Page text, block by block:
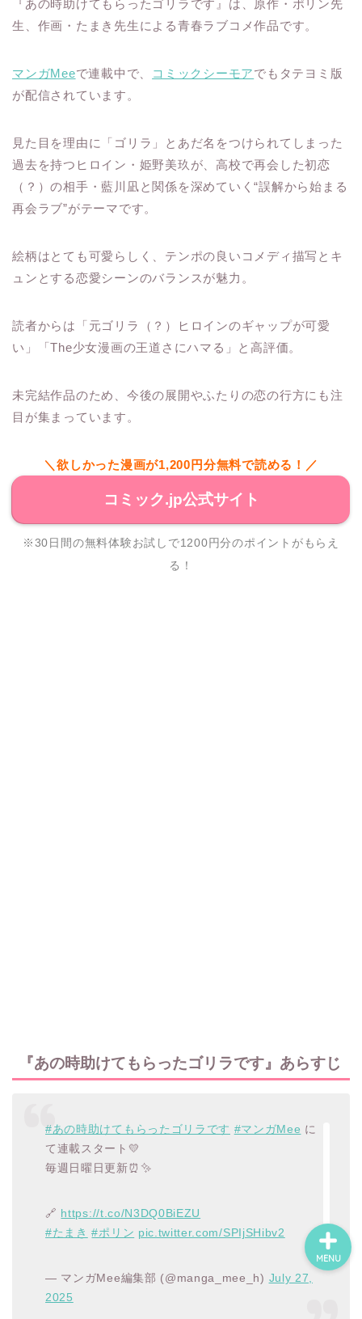
『あの時助けてもらったゴリラです』は、原作・ポリン先
生、作画・たまき先生による青春ラブコメ作品です。
マンガMeeで連載中で、 コミックシーモアでもタテヨミ版
が配信されています。
見た目を理由に「ゴリラ」とあだ名をつけられてしまった
過去を持つヒロイン・姫野美玖が、高校で再会した初恋
（？）の相手・藍川凪と関係を深めていく“誤解から始まる
再会ラブ”がテーマです。
絵柄はとても可愛らしく、テンポの良いコメディ描写とキ
ュンとする恋愛シーンのバランスが魅力。
読者からは「元ゴリラ（？）ヒロインのギャップが可愛
い」「The少女漫画の王道さにハマる」と高評価。
未完結作品のため、今後の展開やふたりの恋の行方にも注
目が集まっています。
＼欲しかった漫画が1,200円分無料で読める！／
コミック.jp公式サイト
※30日間の無料体験お試しで1200円分のポイントがもらえ
る！
『あの時助けてもらったゴリラです』あらすじ
#あの時助けてもらったゴリラです #マンガMee に
て連載スタート💛
毎週日曜日更新⏰✨
🔗 https://t.co/N3DQ0BiEZU
#たまき #ポリン pic.twitter.com/SPIjSHibv2
— マンガMee編集部 (@manga_mee_h) July 27,
2025
MENU
ネタバレ・感想